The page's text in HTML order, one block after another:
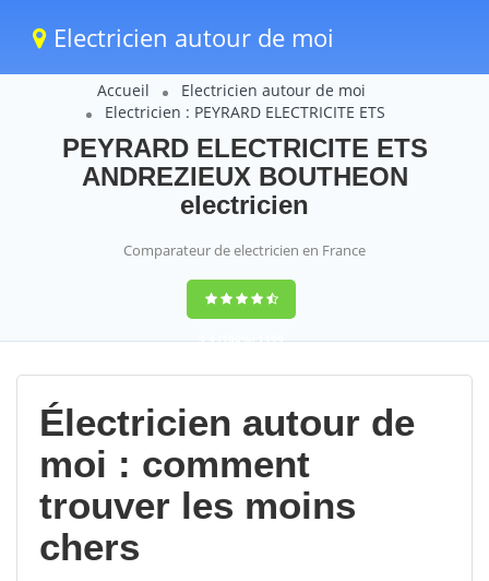
Electricien autour de moi
Accueil
Electricien autour de moi
Electricien : PEYRARD ELECTRICITE ETS
PEYRARD ELECTRICITE ETS
ANDREZIEUX BOUTHEON
electricien
Comparateur de electricien en France
9,4(100%)1499
votes
Électricien autour de
moi : comment
trouver les moins
chers